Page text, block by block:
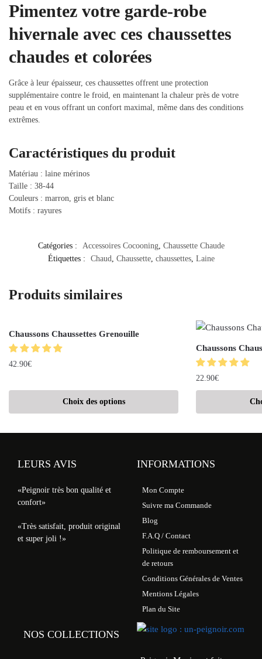
Pimentez votre garde-robe
hivernale avec ces chaussettes
chaudes et colorées
Grâce à leur épaisseur, ces chaussettes offrent une protection
supplémentaire contre le froid, en maintenant la chaleur près de votre
peau et en vous offrant un confort maximal, même dans des conditions
extrêmes.
Caractéristiques du produit
Matériau : laine mérinos
Taille : 38-44
Couleurs : marron, gris et blanc
Motifs : rayures
Catégories : Accessoires Cocooning, Chaussette Chaude
Étiquettes :
Chaud, Chaussette, chaussettes, Laine
Produits similaires
Chaussons Chaussettes Grenouille
42.90€
Choix des options
Chaussons
22.90€
LEURS AVIS
«Peignoir très bon qualité et
confort»
«Très satisfait, produit original
et super joli !»
INFORMATIONS
Mon Compte
Suivre ma Commande
Blog
F.A.Q / Contact
Politique de remboursement et
de retours
Conditions Générales de Ventes
Mentions Légales
Plan du Site
NOS COLLECTIONS